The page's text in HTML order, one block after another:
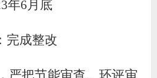
年6月底
完成整改